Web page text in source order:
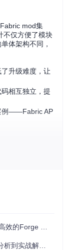
mod集
不仅方便了模块
体架构不同，
升级难度，让
相互独立，提
例——Fabric AP
更快的加载速
Mod转换工具
决的完整指南